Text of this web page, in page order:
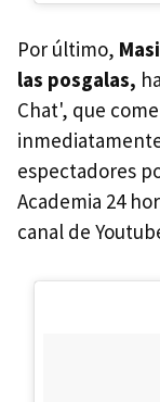
Por último,
las posgalas,
Chat', que
espectadores
Academia 24
canal de